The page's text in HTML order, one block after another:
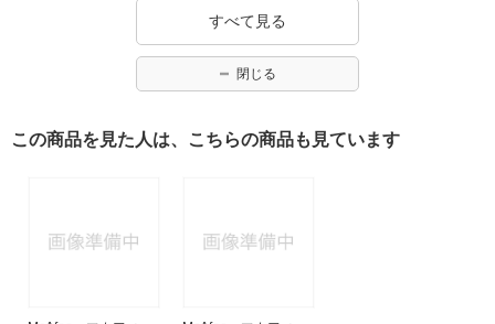
すべて見る
閉じる
この商品を見た人は、こちらの商品も見ています